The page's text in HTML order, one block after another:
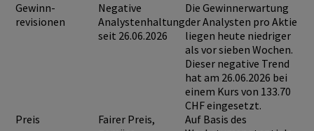
Gewinn-
revisionen
Negative
Analystenhaltung
seit 26.06.2026
Die Gewinnerwartung
der Analysten pro Aktie
liegen heute niedriger
als vor sieben Wochen.
Dieser negative Trend
hat am 26.06.2026 bei
einem Kurs von 133.70
CHFeingesetzt.
Preis
Fairer Preis,
Auf Basis des